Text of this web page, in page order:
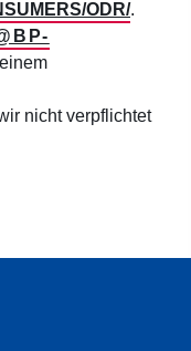
ODR/.
nicht verpflichtet